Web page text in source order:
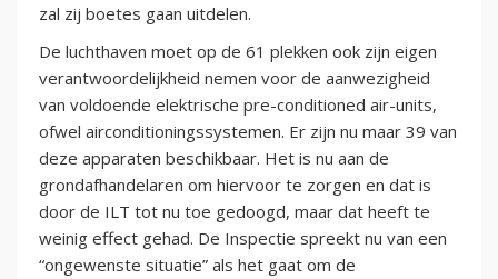
zal zij boetes gaan uitdelen.
De luchthaven moet op de 61 plekken ook zijn eigen
verantwoordelijkheid nemen voor de aanwezigheid
van voldoende elektrische pre-conditioned air-units,
ofwel airconditioningssystemen. Er zijn nu maar 39 van
deze apparaten beschikbaar. Het is nu aan de
grondafhandelaren om hiervoor te zorgen en dat is
door de ILT tot nu toe gedoogd, maar dat heeft te
weinig effect gehad. De Inspectie spreekt nu van een
“ongewenste situatie” als het gaat om de